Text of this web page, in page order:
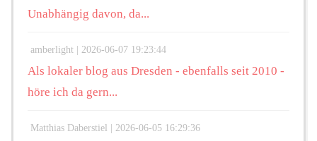
Unabhängig davon, da...
amberlight | 2026-06-07 19:23:44
Als lokaler blog aus Dresden - ebenfalls seit 2010 -
höre ich da gern...
Matthias Daberstiel | 2026-06-05 16:29:36